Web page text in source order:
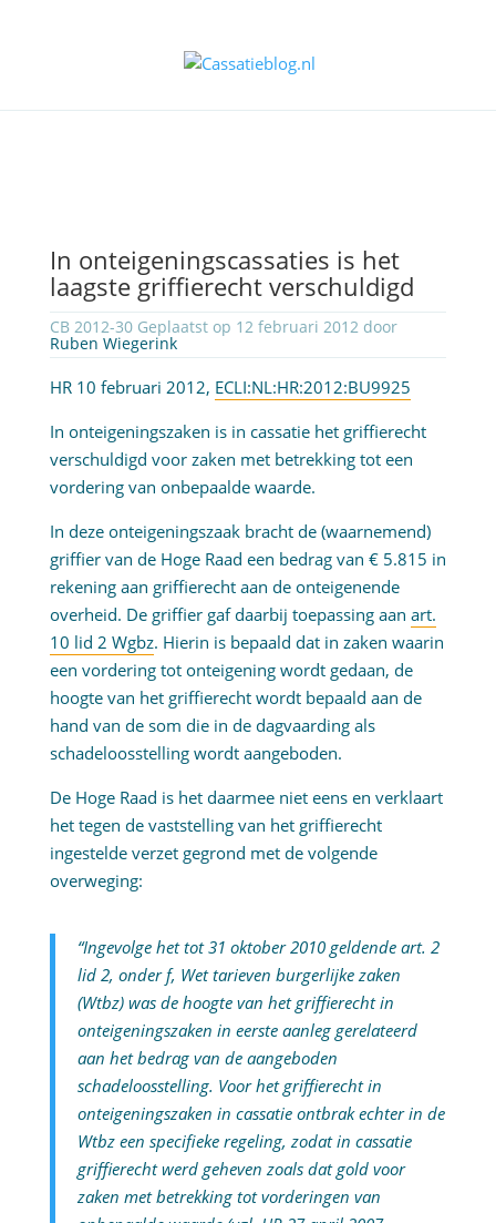
In onteigeningscassaties is het
laagste griffierecht verschuldigd
CB 2012-30 Geplaatst op 12 februari 2012 door
Ruben Wiegerink
HR 10 februari 2012, ECLI:NL:HR:2012:BU9925
In onteigeningszaken is in cassatie het griffierecht
verschuldigd voor zaken met betrekking tot een
vordering van onbepaalde waarde.
In deze onteigeningszaak bracht de (waarnemend)
griffier van de Hoge Raad een bedrag van € 5.815 in
rekening aan griffierecht aan de onteigenende
overheid. De griffier gaf daarbij toepassing aan art.
10 lid 2 Wgbz. Hierin is bepaald dat in zaken waarin
een vordering tot onteigening wordt gedaan, de
hoogte van het griffierecht wordt bepaald aan de
hand van de som die in de dagvaarding als
schadeloosstelling wordt aangeboden.
De Hoge Raad is het daarmee niet eens en verklaart
het tegen de vaststelling van het griffierecht
ingestelde verzet gegrond met de volgende
overweging:
“Ingevolge het tot 31 oktober 2010 geldende art. 2
lid 2, onder f, Wet tarieven burgerlijke zaken
(Wtbz) was de hoogte van het griffierecht in
onteigeningszaken in eerste aanleg gerelateerd
aan het bedrag van de aangeboden
schadeloosstelling. Voor het griffierecht in
onteigeningszaken in cassatie ontbrak echter in de
Wtbz een specifieke regeling, zodat in cassatie
griffierecht werd geheven zoals dat gold voor
zaken met betrekking tot vorderingen van